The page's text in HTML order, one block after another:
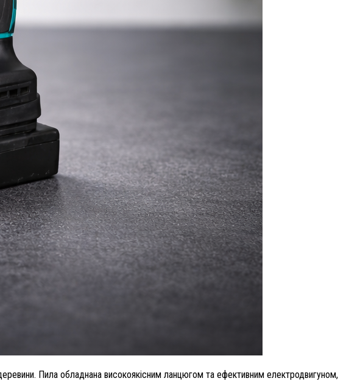
Пила обладнана високоякісним ланцюгом та ефективним електродвигуном,